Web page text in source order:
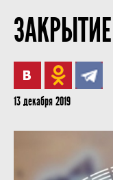
13 декабря 2019